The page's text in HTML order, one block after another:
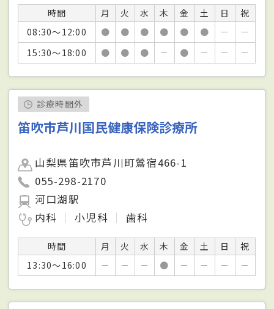
時間 月 火 水 木 金 土 日
祝
08:30～12:00
● ● ● ● ● ● －
－
15:30～18:00
● ● ● － ● － － －
診療時間外
笛吹市芦川国民健康保険診療所
山梨県笛吹市芦川町鶯宿466-1
055-298-2170
河口湖駅
内科
小児科 歯科
時間 月 火 水 木 金 土 日
祝
13:30～16:00
－ － － ● － － － －